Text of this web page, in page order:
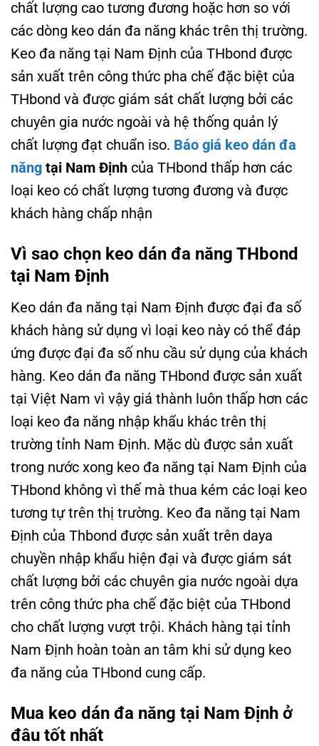
chất lượng cao tương đương hoặc hơn so với
các dòng keo dán đa năng khác trên thị trường.
Keo đa năng tại Nam Định của THbond được
sản xuất trên công thức pha chế đặc biệt của
THbond và được giám sát chất lượng bởi các
chuyên gia nước ngoài và hệ thống quản lý
chất lượng đạt chuẩn iso. Báo giá keo dán đa
năng tại Nam Định của THbond thấp hơn các
loại keo có chất lượng tương đương và được
khách hàng chấp nhận
Vì sao chọn keo dán đa năng THbond
tại Nam Định
Keo dán đa năng tại Nam Định được đại đa số
khách hàng sử dụng vì loại keo này có thể đáp
ứng được đại đa số nhu cầu sử dụng của khách
hàng. Keo dán đa năng THbond được sản xuất
tại Việt Nam vì vậy giá thành luôn thấp hơn các
loại keo đa năng nhập khẩu khác trên thị
trường tỉnh Nam Định. Mặc dù được sản xuất
trong nước xong keo đa năng tại Nam Định của
THbond không vì thế mà thua kém các loại keo
tương tự trên thị trường. Keo đa năng tại Nam
Định của Thbond được sản xuất trên daya
chuyền nhập khẩu hiện đại và được giám sát
chất lượng bởi các chuyên gia nước ngoài dựa
trên công thức pha chế đặc biệt của THbond
cho chất lượng vượt trội. Khách hàng tại tỉnh
Nam Định hoàn toàn an tâm khi sử dụng keo
đa năng của THbond cung cấp.
Mua keo dán đa năng tại Nam Định ở
đâu tốt nhất